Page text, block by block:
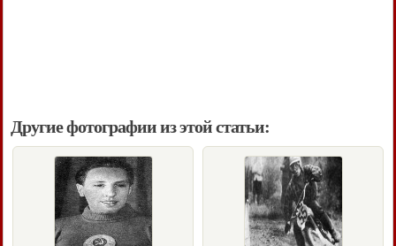
Другие фотографии из этой статьи: